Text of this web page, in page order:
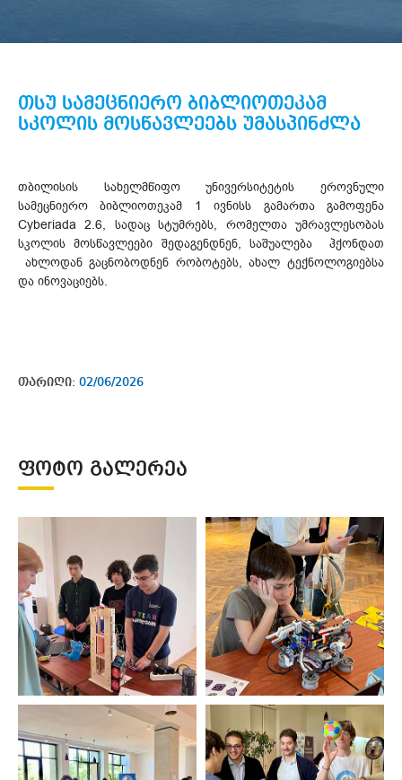
თსუ სამეცნიერო ბიბლიოთეკამ
სკოლის მოსწავლეებს უმასპინძლა
თბილისის სახელმწიფო უნივერსიტეტის ეროვნული
სამეცნიერო ბიბლიოთეკამ 1 ივნისს გამართა გამოფენა
Cyberiada 2.6, სადაც სტუმრებს, რომელთა უმრავლესობას
სკოლის მოსწავლეები შედაგენდნენ, საშუალება ჰქონდათ
ახლოდან გაცნობოდნენ რობოტებს, ახალ ტექნოლოგიებსა
და ინოვაციებს.
თარიღი: 02/06/2026
ᲤᲝᲢᲝ ᲒᲐᲚᲔᲠᲔᲐ